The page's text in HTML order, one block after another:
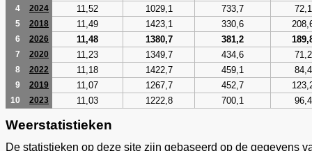
4 2024 11,52 1029,1 733,7 72,1
5 2018 11,49 1423,1 330,6
6 2026 11,48 1380,7 381,2
7 2020 11,23 1349,7 434,6 71,2
8 2022 11,18 1422,7 459,1 84,4
9 2019 11,07 1267,7 452,7
10 2023 11,03 1222,8 700,1 96,4
Weerstatistieken
De statistieken op deze site zijn gebaseerd op de gegevens